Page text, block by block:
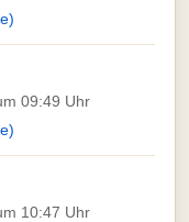
09:49 Uhr
10:47 Uhr